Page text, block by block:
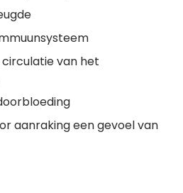
van het
aanraking een gevoel van